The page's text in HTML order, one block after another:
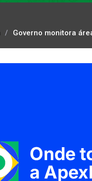
/ Governo monitora